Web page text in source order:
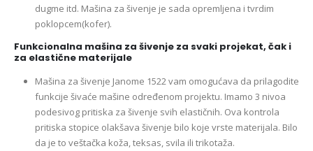
dugme itd. Mašina za šivenje je sada opremljena i tvrdim
poklopcem(kofer).
Funkcionalna mašina za šivenje za svaki projekat, čak i
za elastične materijale
Mašina za šivenje Janome 1522 vam omogućava da prilagodite
funkcije šivaće mašine određenom projektu. Imamo 3 nivoa
podesivog pritiska za šivenje svih elastičnih. Ova kontrola
pritiska stopice olakšava šivenje bilo koje vrste materijala. Bilo
da je to veštačka koža, teksas, svila ili trikotaža.